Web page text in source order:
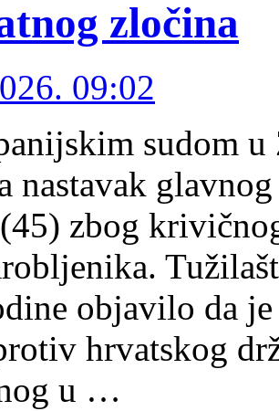
zločina
09:02
sudom u
nastavak
zbog
objavilo da
hrvatskog
u …